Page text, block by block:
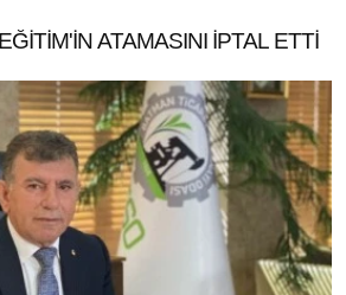
ATAMASINI İPTAL ETTİ